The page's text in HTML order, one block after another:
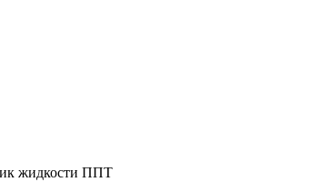
жидкости ППТ